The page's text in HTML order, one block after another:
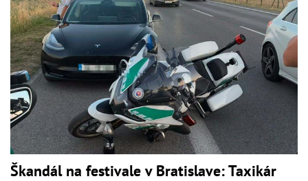
Škandál na festivale v Bratislave: Taxikár